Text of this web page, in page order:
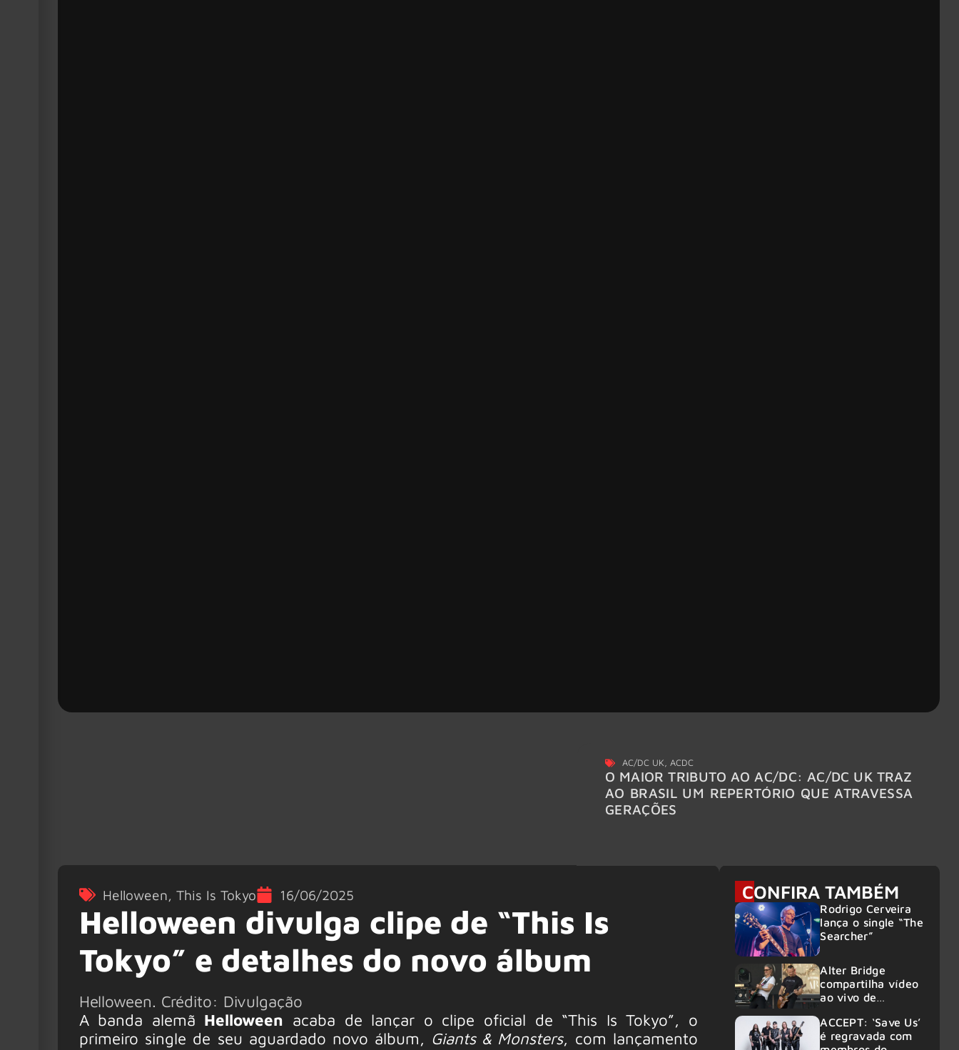
AC/DC UK,ACDC
O MAIOR TRIBUTO AO AC/DC: AC/DC UK TRAZ
AO BRASIL UM REPERTÓRIO QUE ATRAVESSA
GERAÇÕES
Helloween, This Is Tokyo 16/06/2025
Helloween divulga clipe de “This Is
Tokyo” e detalhes do novo álbum
Helloween. Crédito: Divulgação
A banda alemã Helloween acaba de lançar o clipe oficial de “This Is Tokyo”, o
primeiro single de seu aguardado novo álbum, Giants & Monsters, com lançamento
CONFIRA TAMBÉM
Rodrigo Cerveira
lança o single “The
Searcher”
Alter Bridge
compartilha vídeo
ao vivo de
no Rock am Ring
2026
ACCEPT: ‘Save Us’
é regravada com